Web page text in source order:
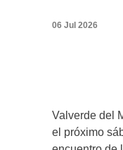
06 Jul 2026
Valverde del
el próximo